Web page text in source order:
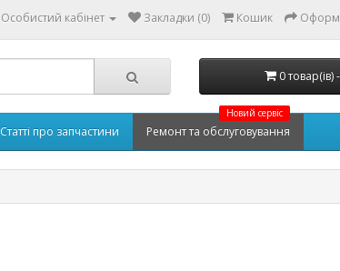
Особистий кабінет Закладки (0) Кошик
0 товар(ів)
Статті про запчастини
Новий сервіс
Ремонт та обслуговування